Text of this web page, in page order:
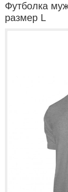
Футболка
размер L